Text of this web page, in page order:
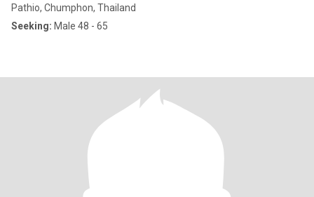
Pathio, Chumphon, Thailand
Seeking: Male 48 - 65